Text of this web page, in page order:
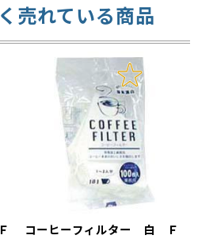
売れている商品
コーヒーフィルター 白 Ｆ